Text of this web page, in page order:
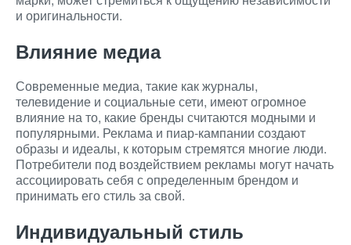
и оригинальности.
Влияние медиа
Современные медиа, такие как журналы,
телевидение и социальные сети, имеют огромное
влияние на то, какие бренды считаются модными и
популярными. Реклама и пиар-кампании создают
образы и идеалы, к которым стремятся многие люди.
Потребители под воздействием рекламы могут начать
ассоциировать себя с определенным брендом и
принимать его стиль за свой.
Индивидуальный стиль